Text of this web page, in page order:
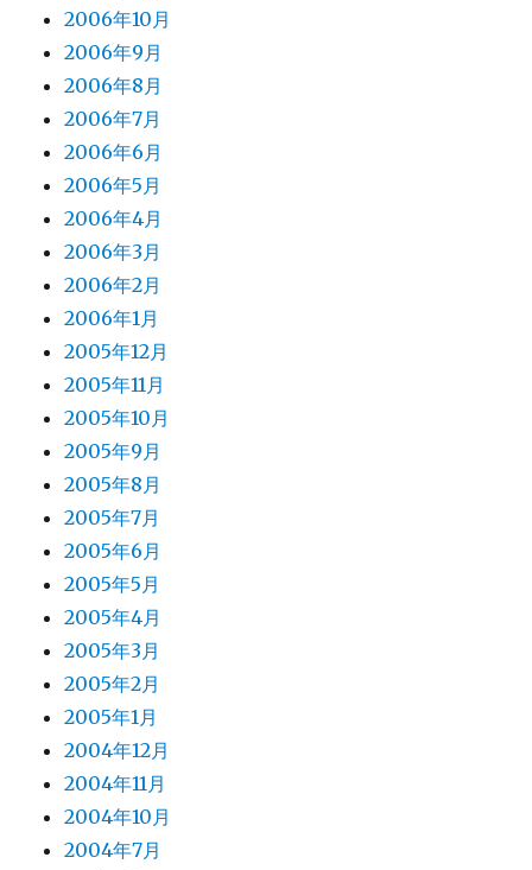
2006年10月
2006年9月
2006年8月
2006年7月
2006年6月
2006年5月
2006年4月
2006年3月
2006年2月
2006年1月
2005年12月
2005年11月
2005年10月
2005年9月
2005年8月
2005年7月
2005年6月
2005年5月
2005年4月
2005年3月
2005年2月
2005年1月
2004年12月
2004年11月
2004年10月
2004年7月